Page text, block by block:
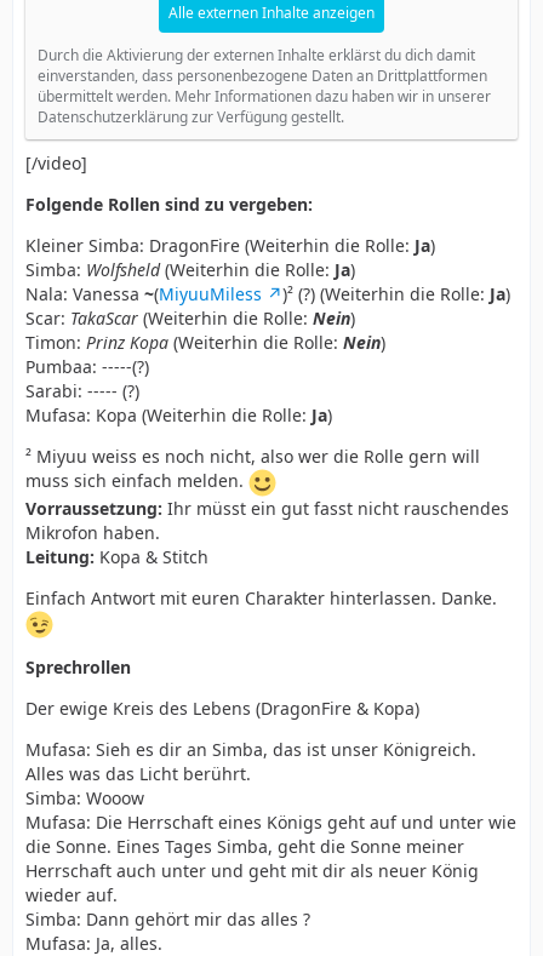
Alle externen Inhalte anzeigen
Durch die Aktivierung der externen Inhalte erklärst du dich damit
einverstanden, dass personenbezogene Daten an Drittplattformen
übermittelt werden. Mehr Informationen dazu haben wir in unserer
Datenschutzerklärung zur Verfügung gestellt.
[/video]
Folgende Rollen sind zu vergeben:
Kleiner Simba: DragonFire (Weiterhin die Rolle: Ja)
Simba: Wolfsheld(Weiterhin die Rolle: Ja)
Nala: Vanessa ~(MiyuuMiless )² (?) (Weiterhin die Rolle: Ja)
Scar: TakaScar (Weiterhin die Rolle: Nein)
Timon: Prinz Kopa (Weiterhin die Rolle: Nein)
Pumbaa: -----(?)
Sarabi: ----- (?)
Mufasa: Kopa (Weiterhin die Rolle: Ja)
² Miyuu weiss es noch nicht, also wer die Rolle gern will
muss sich einfach melden.
Vorraussetzung: Ihr müsst ein gut fasst nicht rauschendes
Mikrofon haben.
Leitung: Kopa & Stitch
Einfach Antwort mit euren Charakter hinterlassen. Danke.
Sprechrollen
Der ewige Kreis des Lebens (DragonFire & Kopa)
Mufasa: Sieh es dir an Simba, das ist unser Königreich.
Alles was das Licht berührt.
Simba: Wooow
Mufasa: Die Herrschaft eines Königs geht auf und unter wie
die Sonne. Eines Tages Simba, geht die Sonne meiner
Herrschaft auch unter und geht mit dir als neuer König
wieder auf.
Simba: Dann gehört mir das alles ?
Mufasa: Ja, alles.